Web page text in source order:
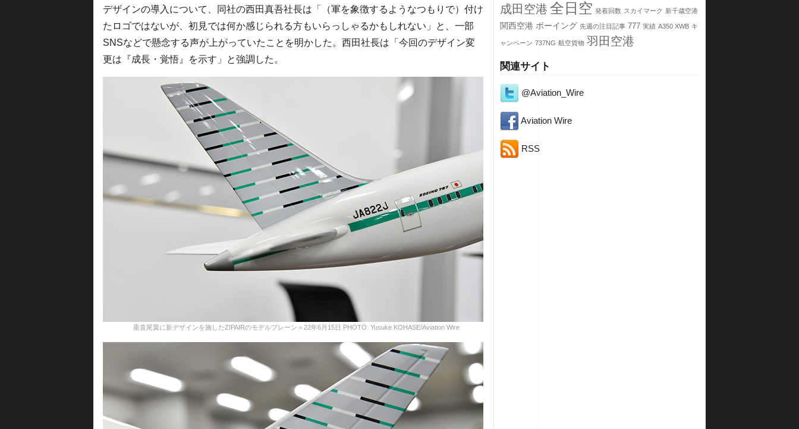
成田空港 全日空 発着回数 スカイマーク 新千歳空港
関西空港 ボーイング 先週の注目記事 777 実績 A350 XWB キ
ャンペーン 737NG 航空貨物 羽田空港
関連サイト
@Aviation_Wire
Aviation Wire
RSS
デザインの導入について、同社の西田真吾社長は「（軍を象徴するようなつもりで）付け
たロゴではないが、初見では何か感じられる方もいらっしゃるかもしれない」と、一部
SNSなどで懸念する声が上がっていたことを明かした。西田社長は「今回のデザイン変
更は『成長・覚悟』を示す」と強調した。
垂直尾翼に新デザインを施したZIPAIRのモデルプレーン＝22年6月15日 PHOTO: Yusuke KOHASE/Aviation Wire